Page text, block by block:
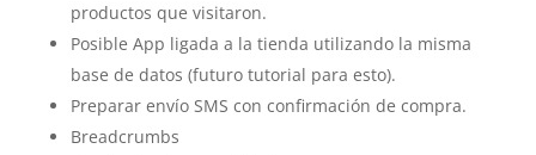
productos que visitaron.
Posible App ligada a la tienda utilizando la misma
base de datos (futuro tutorial para esto).
Preparar envío SMS con confirmación de compra.
Breadcrumbs